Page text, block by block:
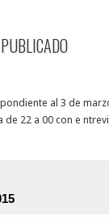
al 3 de
22 a 00 con e